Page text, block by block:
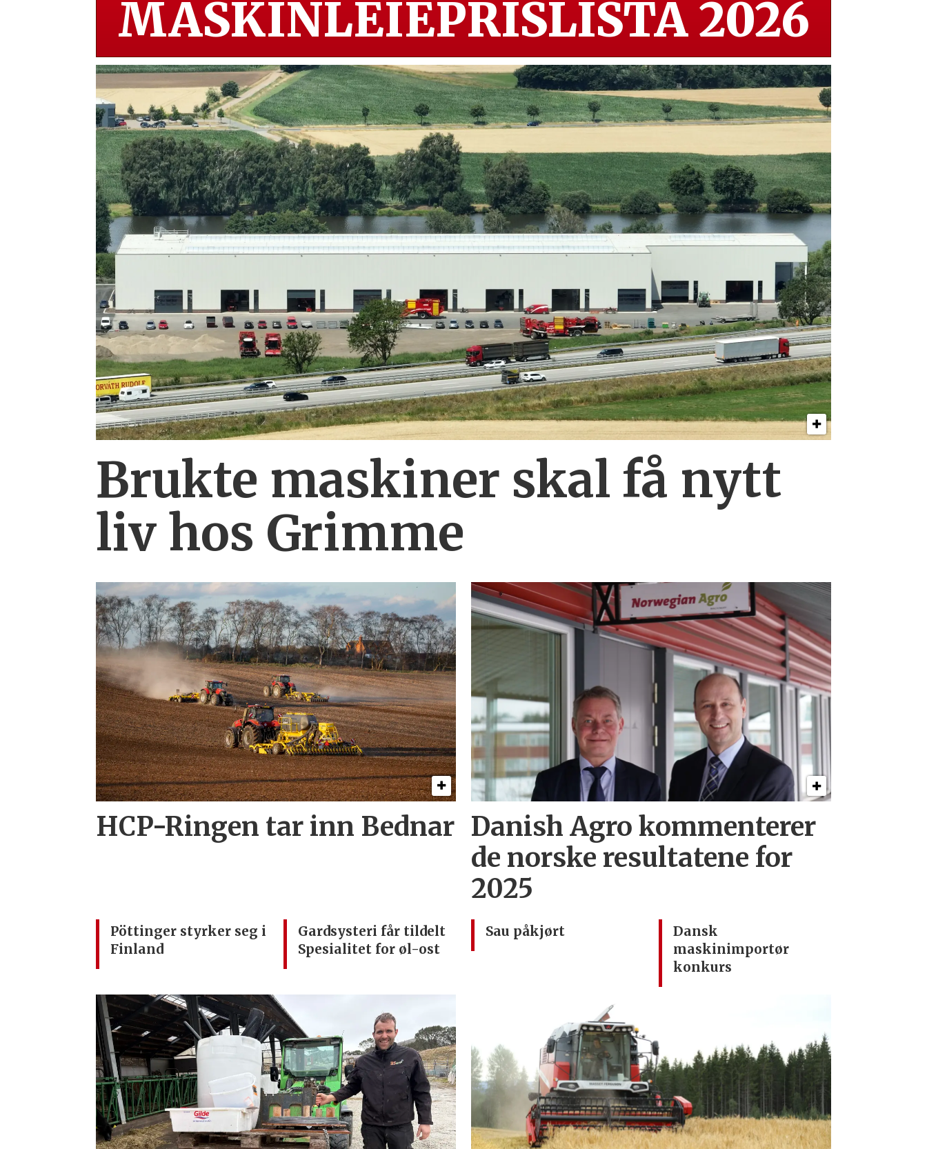
MASKINLEIEPRISLISTA 2026
Brukte maskiner skal få nytt
liv hos Grimme
HCP-Ringen tar inn Bednar Danish Agro kommenterer
de norske resultatene for
2025
Pöttinger styrker seg i
Finland
Gardsysteri får tildelt
Spesialitet for øl-ost
Sau påkjørt
Dansk
maskinimportør
konkurs